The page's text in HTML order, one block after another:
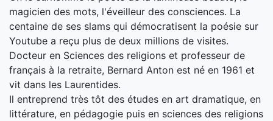
magicien des mots, l'éveilleur des consciences. La
centaine de ses slams qui démocratisent la poésie sur
Youtube a reçu plus de deux millions de visites.
Docteur en Sciences des religions et professeur de
français à la retraite, Bernard Anton est né en 1961 et
vit dans les Laurentides.
Il entreprend très tôt des études en art dramatique, en
littérature, en pédagogie puis en sciences des religions